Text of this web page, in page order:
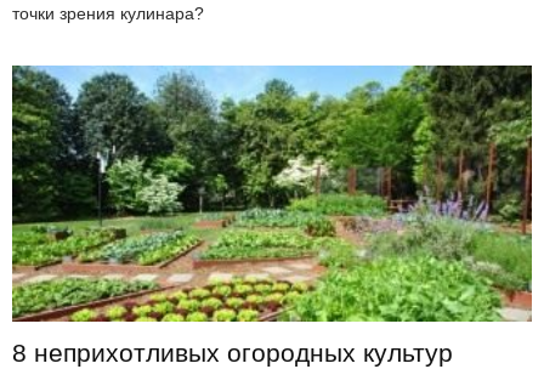
точки зрения кулинара?
8 неприхотливых огородных культур